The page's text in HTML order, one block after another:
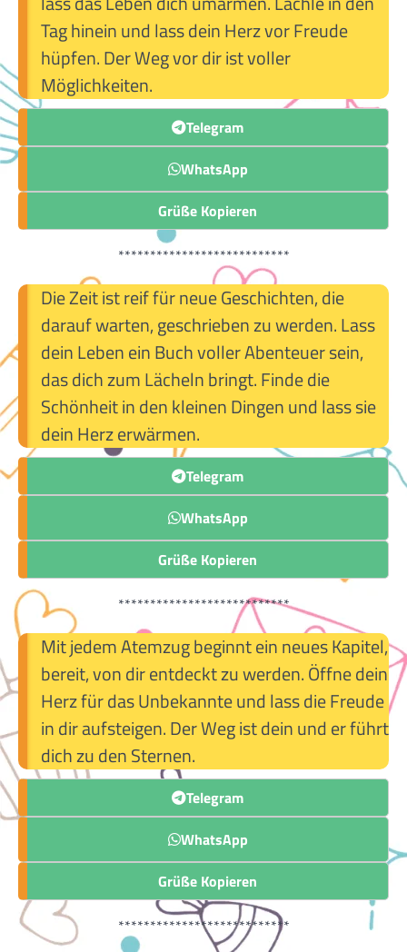
Tag hinein und lass dein Herz vor Freude
hüpfen. Der Weg vor dir ist voller
Möglichkeiten.
Telegram
WhatsApp
Grüße Kopieren
***************************
Die Zeit ist reif für neue Geschichten, die
darauf warten, geschrieben zu werden. Lass
dein Leben ein Buch voller Abenteuer sein,
das dich zum Lächeln bringt. Finde die
Schönheit in den kleinen Dingen und lass sie
dein Herz erwärmen.
Telegram
WhatsApp
Grüße Kopieren
***************************
Mit jedem Atemzug beginnt ein neues Kapitel,
bereit, von dir entdeckt zu werden. Öffne dein
Herz für das Unbekannte und lass die Freude
in dir aufsteigen. Der Weg ist dein und er führt
dich zu den Sternen.
Telegram
WhatsApp
Grüße Kopieren
***************************